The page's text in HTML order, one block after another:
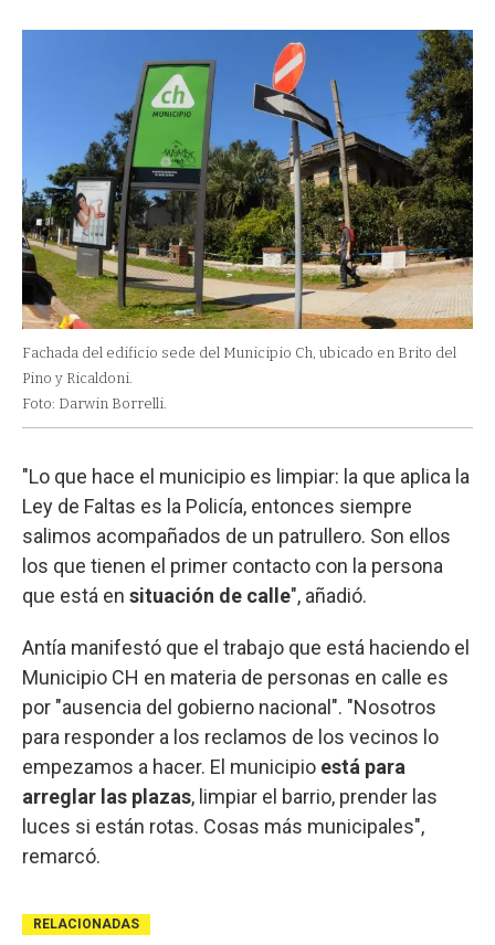
Fachada del edificio sede del Municipio Ch, ubicado en Brito del
Pino y Ricaldoni.
Foto: Darwin Borrelli.
"Lo que hace el municipio es limpiar: la que aplica la
Ley de Faltas es la Policía, entonces siempre
salimos acompañados de un patrullero. Son ellos
los que tienen el primer contacto con la persona
que está en situación de calle", añadió.
Antía manifestó que el trabajo que está haciendo el
Municipio CH en materia de personas en calle es
por "ausencia del gobierno nacional". "Nosotros
para responder a los reclamos de los vecinos lo
empezamos a hacer. El municipio está para
arreglar las plazas, limpiar el barrio, prender las
luces si están rotas. Cosas más municipales",
remarcó.
RELACIONADAS